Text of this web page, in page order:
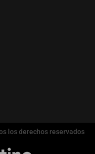
los derechos reservados